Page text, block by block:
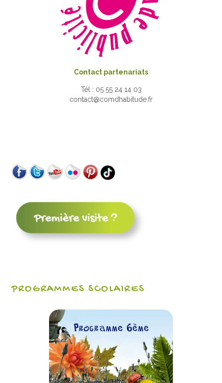
Contact partenariats
Tél : 05 55 24 14 03
contact@comdhabitude.fr
PROGRAMMES SCOLAIRES